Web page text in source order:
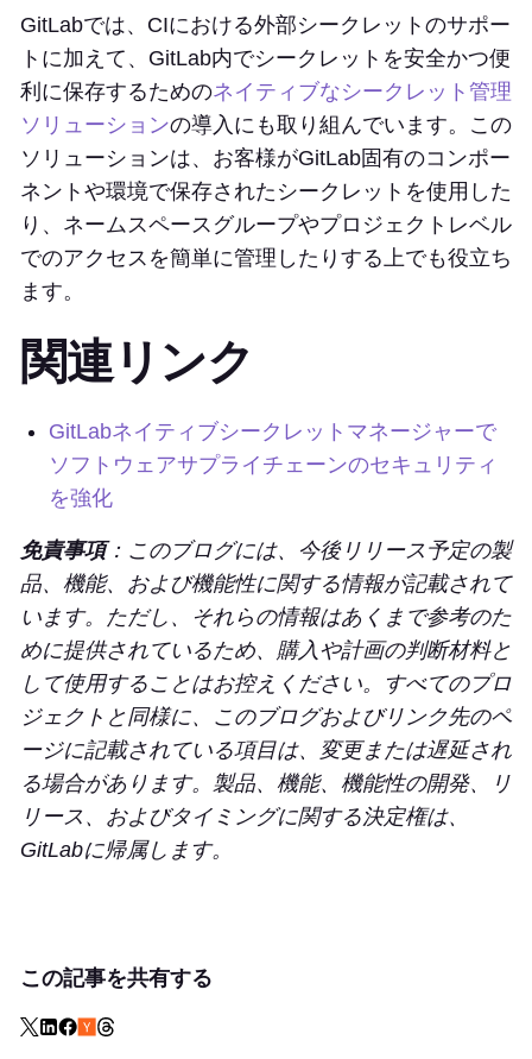
GitLabでは、CIにおける外部シークレットのサポー
トに加えて、GitLab内でシークレットを安全かつ便
利に保存するためのネイティブなシークレット管理
ソリューションの導入にも取り組んでいます。この
ソリューションは、お客様がGitLab固有のコンポー
ネントや環境で保存されたシークレットを使用した
り、ネームスペースグループやプロジェクトレベル
でのアクセスを簡単に管理したりする上でも役立ち
ます。
関連リンク
GitLabネイティブシークレットマネージャーで
ソフトウェアサプライチェーンのセキュリティ
を強化
免責事項：このブログには、今後リリース予定の製
品、機能、および機能性に関する情報が記載されて
います。ただし、それらの情報はあくまで参考のた
めに提供されているため、購入や計画の判断材料と
して使用することはお控えください。すべてのプロ
ジェクトと同様に、このブログおよびリンク先のペ
ージに記載されている項目は、変更または遅延され
る場合があります。製品、機能、機能性の開発、リ
リース、およびタイミングに関する決定権は、
GitLabに帰属します。
この記事を共有する